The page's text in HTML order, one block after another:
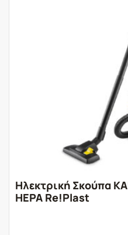
Ηλεκτρική Σκούπα
HEPA Re!Plast